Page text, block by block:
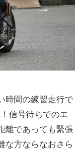
時間の練習走行で
信号待ちでのエ
離であっても緊張
な方ならなおさら